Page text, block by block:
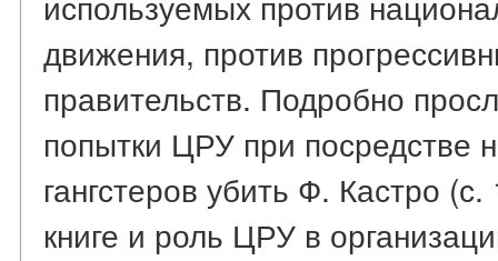
движения, против
правительств. Подробно
попытки ЦРУ при посредстве
гангстеров убить Ф. Кастро
книге и роль ЦРУ в